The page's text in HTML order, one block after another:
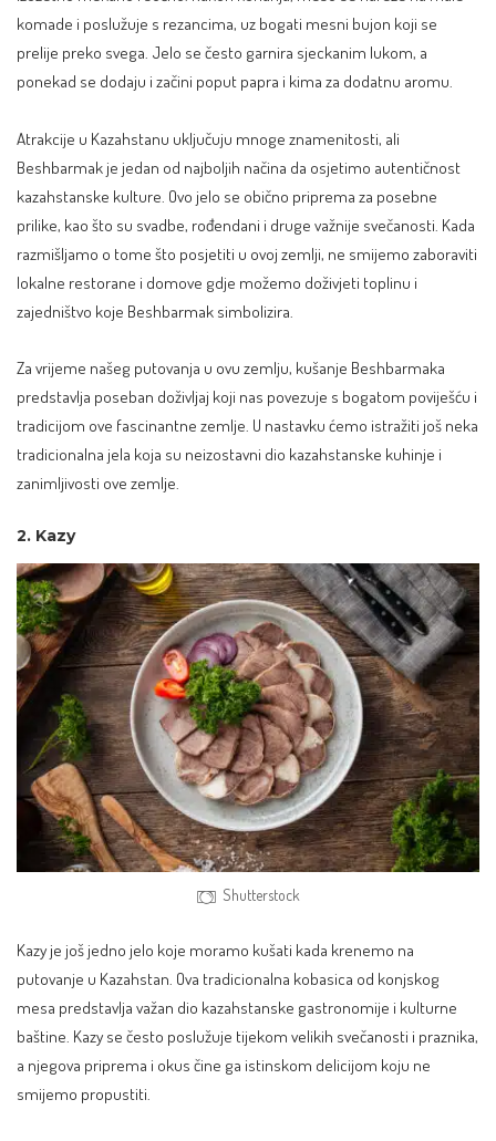
komade i poslužuje s rezancima, uz bogati mesni bujon koji se
prelije preko svega. Jelo se često garnira sjeckanim lukom, a
ponekad se dodaju i začini poput papra i kima za dodatnu aromu.
Atrakcije u Kazahstanu uključuju mnoge znamenitosti, ali
Beshbarmak je jedan od najboljih načina da osjetimo autentičnost
kazahstanske kulture. Ovo jelo se obično priprema za posebne
prilike, kao što su svadbe, rođendani i druge važnije svečanosti. Kada
razmišljamo o tome što posjetiti u ovoj zemlji, ne smijemo zaboraviti
lokalne restorane i domove gdje možemo doživjeti toplinu i
zajedništvo koje Beshbarmak simbolizira.
Za vrijeme našeg putovanja u ovu zemlju, kušanje Beshbarmaka
predstavlja poseban doživljaj koji nas povezuje s bogatom poviješću i
tradicijom ove fascinantne zemlje. U nastavku ćemo istražiti još neka
tradicionalna jela koja su neizostavni dio kazahstanske kuhinje i
zanimljivosti ove zemlje.
2. Kazy
Shutterstock
Kazy je još jedno jelo koje moramo kušati kada krenemo na
putovanje u Kazahstan. Ova tradicionalna kobasica od konjskog
mesa predstavlja važan dio kazahstanske gastronomije i kulturne
baštine. Kazy se često poslužuje tijekom velikih svečanosti i praznika,
a njegova priprema i okus čine ga istinskom delicijom koju ne
smijemo propustiti.